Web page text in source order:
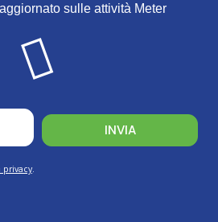
sulle attività Meter
privacy.
INVIA